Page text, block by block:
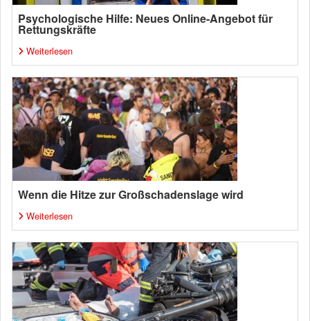
Psychologische Hilfe: Neues Online-Angebot für
Rettungskräfte
Weiterlesen
Wenn die Hitze zur Großschadenslage wird
Weiterlesen